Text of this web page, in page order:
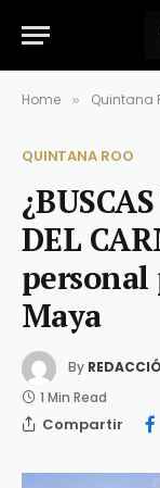
Home » Quintana
QUINTANA ROO
DEL
personal
Maya
By
1 Min Read
Compartir